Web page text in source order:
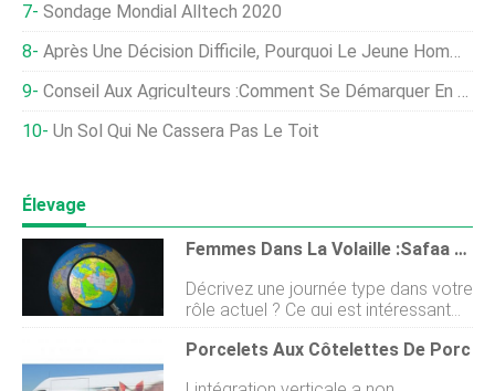
Sondage Mondial Alltech 2020
Après Une Décision Difficile, Pourquoi Le Jeune Homme Quittant La Ferme De Ses Parents Se Sent-Il Coupable ?
Conseil Aux Agriculteurs :comment Se Démarquer En Vendant Des Produits En Direct
Un Sol Qui Ne Cassera Pas Le Toit
Élevage
Femmes Dans La Volaille :Safaa Melhem Alam
Décrivez une journée type dans votre
rôle actuel ? Ce qui est intéressant
dans mon rôle, cest quil manque de
la routine quotidienne que lon
Porcelets Aux Côtelettes De Porc